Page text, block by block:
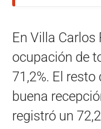
En Villa
ocupación de
71,2%. El
buena
registró un